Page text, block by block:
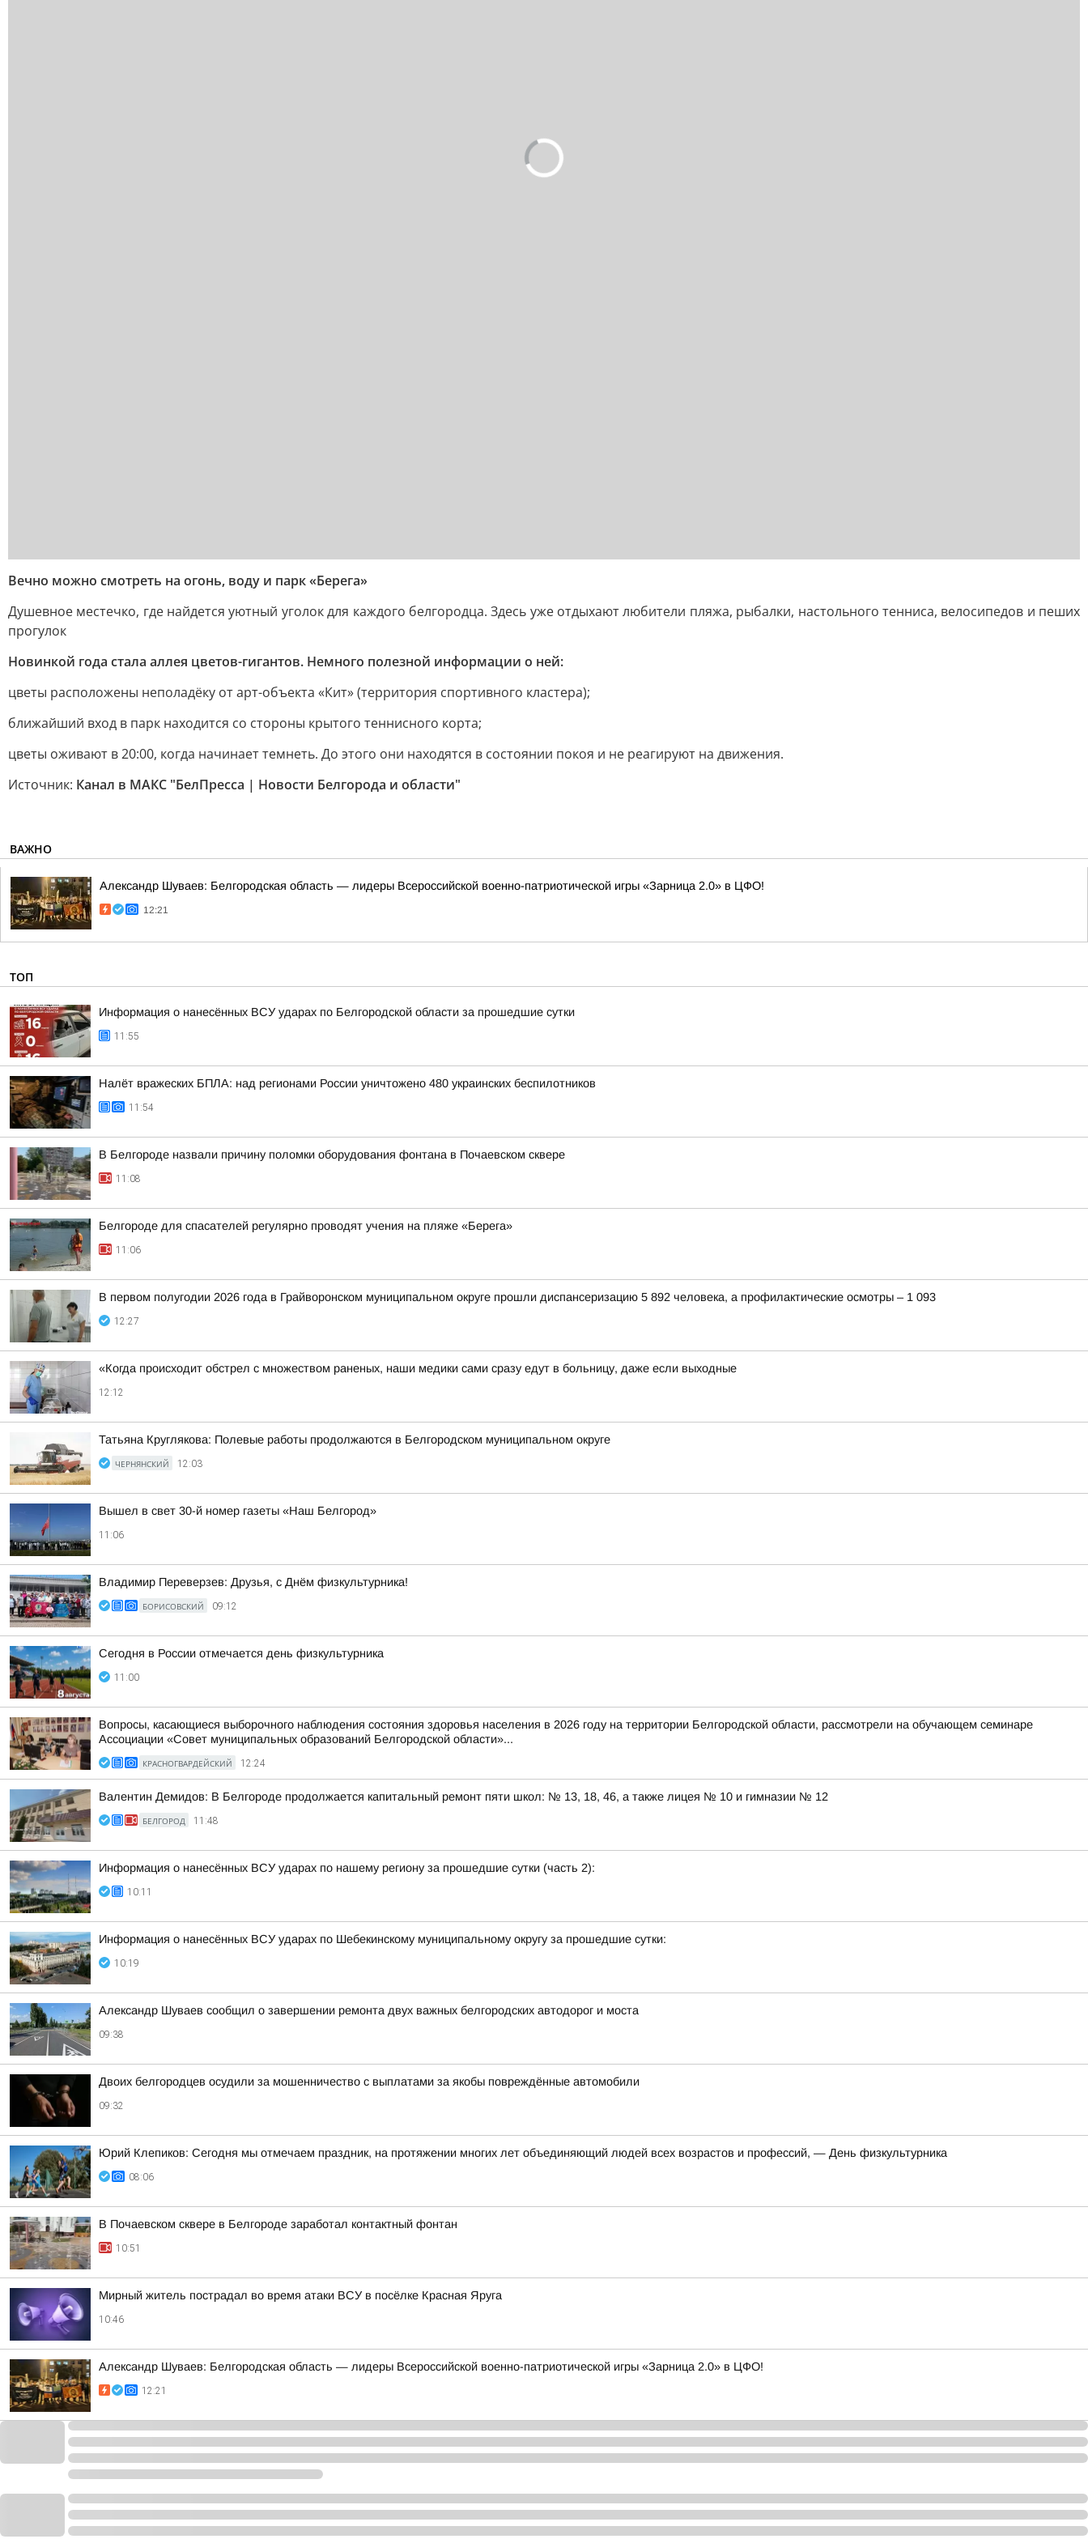
Вечно можно смотреть на огонь, воду и парк «Берега»
Душевное местечко, где найдется уютный уголок для каждого белгородца. Здесь уже отдыхают любители пляжа, рыбалки, настольного тенниса, велосипедов и пеших
прогулок
Новинкой года стала аллея цветов-гигантов. Немного полезной информации о ней:
цветы расположены неполадёку от арт-объекта «Кит» (территория спортивного кластера);
ближайший вход в парк находится со стороны крытого теннисного корта;
цветы оживают в 20:00, когда начинает темнеть. До этого они находятся в состоянии покоя и не реагируют на движения.
Источник: Канал в МАКС "БелПресса | Новости Белгорода и области"
ВАЖНО
Александр Шуваев: Белгородская область — лидеры Всероссийской военно-патриотической игры «Зарница 2.0» в ЦФО!
12:21
ТОП
Информация о нанесённых ВСУ ударах по Белгородской области за прошедшие сутки
11:55
Налёт вражеских БПЛА: над регионами России уничтожено 480 украинских беспилотников
11:54
В Белгороде назвали причину поломки оборудования фонтана в Почаевском сквере
11:08
Белгороде для спасателей регулярно проводят учения на пляже «Берега»
11:06
В первом полугодии 2026 года в Грайворонском муниципальном округе прошли диспансеризацию 5 892 человека, а профилактические осмотры – 1 093
12:27
«Когда происходит обстрел с множеством раненых, наши медики сами сразу едут в больницу, даже если выходные
12:12
Татьяна Круглякова: Полевые работы продолжаются в Белгородском муниципальном округе
ЧЕРНЯНСКИЙ 12:03
Вышел в свет 30-й номер газеты «Наш Белгород»
11:06
Владимир Переверзев: Друзья, с Днём физкультурника!
БОРИСОВСКИЙ 09:12
Сегодня в России отмечается день физкультурника
11:00
Вопросы, касающиеся выборочного наблюдения состояния здоровья населения в 2026 году на территории Белгородской области, рассмотрели на обучающем семинаре
Ассоциации «Совет муниципальных образований Белгородской области»...
КРАСНОГВАРДЕЙСКИЙ 12:24
Валентин Демидов: В Белгороде продолжается капитальный ремонт пяти школ: № 13, 18, 46, а также лицея № 10 и гимназии № 12
БЕЛГОРОД 11:48
Информация о нанесённых ВСУ ударах по нашему региону за прошедшие сутки (часть 2):
10:11
Информация о нанесённых ВСУ ударах по Шебекинскому муниципальному округу за прошедшие сутки:
10:19
Александр Шуваев сообщил о завершении ремонта двух важных белгородских автодорог и моста
09:38
Двоих белгородцев осудили за мошенничество с выплатами за якобы повреждённые автомобили
09:32
Юрий Клепиков: Сегодня мы отмечаем праздник, на протяжении многих лет объединяющий людей всех возрастов и профессий, — День физкультурника
08:06
В Почаевском сквере в Белгороде заработал контактный фонтан
10:51
Мирный житель пострадал во время атаки ВСУ в посёлке Красная Яруга
10:46
Александр Шуваев: Белгородская область — лидеры Всероссийской военно-патриотической игры «Зарница 2.0» в ЦФО!
12:21